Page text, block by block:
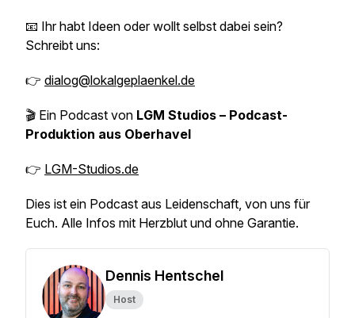
📧 Ihr habt Ideen oder wollt selbst dabei sein?
Schreibt uns:
👉 dialog@lokalgeplaenkel.de
🎬 Ein Podcast von LGM Studios – Podcast-
Produktion aus Oberhavel
👉 LGM-Studios.de
Dies ist ein Podcast aus Leidenschaft, von uns für
Euch. Alle Infos mit Herzblut und ohne Garantie.
Dennis Hentschel
Host